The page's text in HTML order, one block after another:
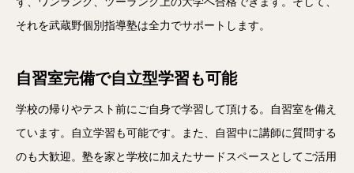
それを武蔵野個別指導塾は全力でサポートします。
自習室完備で自立型学習も可能
学校の帰りやテスト前にご自身で学習して頂ける。自習室を備え
ています。自立学習も可能です。また、自習中に講師に質問する
のも大歓迎。塾を家と学校に加えたサードスペースとしてご活用